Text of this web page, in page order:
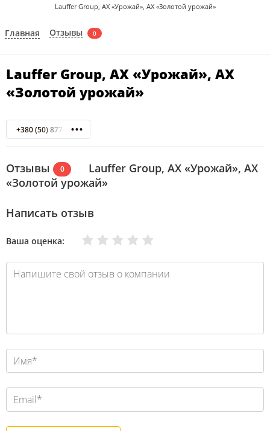
Lauffer Group, АХ «Урожай», АХ «Золотой урожай»
Главная Отзывы 0
Lauffer Group, АХ «Урожай», АХ
«Золотой урожай»
+380 (50) 877-96-00
Отзывы 0
Lauffer Group, АХ «Урожай», АХ
«Золотой урожай»
Написать отзыв
Ваша оценка: Отлично
Хорошо
Нормально
Плохо
Очень плохо